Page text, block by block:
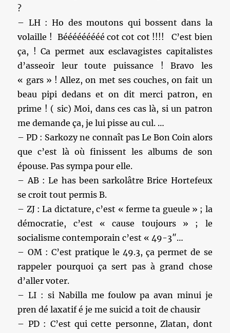
?
– LH : Ho des moutons qui bossent dans la
volaille ! Bééééééééé cot cot cot !!!! C’est bien
ça, ! Ca permet aux esclavagistes capitalistes
d’asseoir leur toute puissance ! Bravo les
« gars » ! Allez, on met ses couches, on fait un
beau pipi dedans et on dit merci patron, en
prime ! ( sic) Moi, dans ces cas là, si un patron
me demande ça, je lui pisse au cul. …
– PD : Sarkozy ne connaît pas Le Bon Coin alors
que c’est là où finissent les albums de son
épouse. Pas sympa pour elle.
– AB : Le has been sarkolâtre Brice Hortefeux
se croit tout permis B.
– ZJ : La dictature, c’est « ferme ta gueule » ; la
démocratie, c’est « cause toujours » ; le
socialisme contemporain c’est « 49-3″…
– OM : C’est pratique le 49.3, ça permet de se
rappeler pourquoi ça sert pas à grand chose
d’aller voter.
– LI : si Nabilla me foulow pa avan minui je
pren dé laxatif é je me suicid a toit de chausir
– PD : C’est qui cette personne, Zlatan, dont